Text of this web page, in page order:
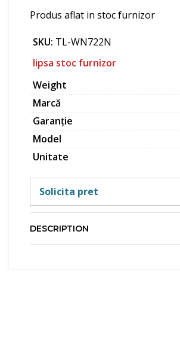
Produs aflat in stoc furnizor
SKU: TL-WN722N
lipsa stoc furnizor
Weight
Marcă
Garanție
Model
Unitate
Solicita pret
DESCRIPTION